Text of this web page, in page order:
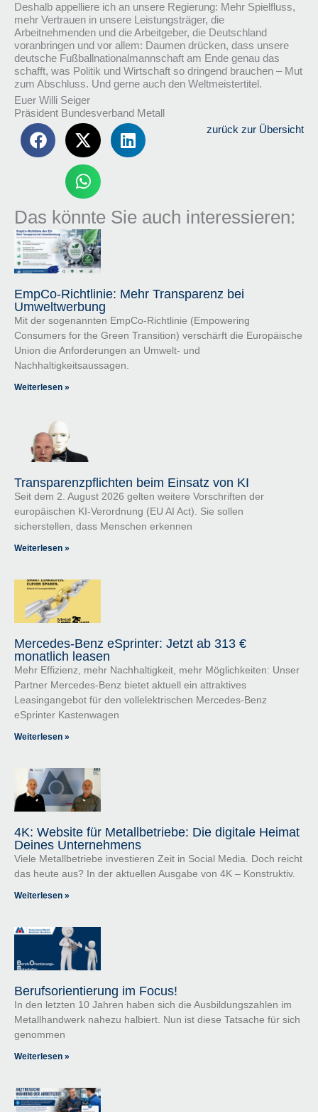
Deshalb appelliere ich an unsere Regierung: Mehr Spielfluss,
mehr Vertrauen in unsere Leistungsträger, die
Arbeitnehmenden und die Arbeitgeber, die Deutschland
voranbringen und vor allem: Daumen drücken, dass unsere
deutsche Fußballnationalmannschaft am Ende genau das
schafft, was Politik und Wirtschaft so dringend brauchen – Mut
zum Abschluss. Und gerne auch den Weltmeistertitel.
Euer Willi Seiger
Präsident Bundesverband Metall
zurück zur Übersicht
Das könnte Sie auch interessieren:
EmpCo-Richtlinie: Mehr Transparenz bei
Umweltwerbung
Mit der sogenannten EmpCo-Richtlinie (Empowering
Consumers for the Green Transition) verschärft die Europäische
Union die Anforderungen an Umwelt- und
Nachhaltigkeitsaussagen.
Weiterlesen »
Transparenzpflichten beim Einsatz von KI
Seit dem 2. August 2026 gelten weitere Vorschriften der
europäischen KI-Verordnung (EU AI Act). Sie sollen
sicherstellen, dass Menschen erkennen
Weiterlesen »
Mercedes-Benz eSprinter: Jetzt ab 313 €
monatlich leasen
Mehr Effizienz, mehr Nachhaltigkeit, mehr Möglichkeiten: Unser
Partner Mercedes-Benz bietet aktuell ein attraktives
Leasingangebot für den vollelektrischen Mercedes-Benz
eSprinter Kastenwagen
Weiterlesen »
4K: Website für Metallbetriebe: Die digitale Heimat
Deines Unternehmens
Viele Metallbetriebe investieren Zeit in Social Media. Doch reicht
das heute aus? In der aktuellen Ausgabe von 4K – Konstruktiv.
Weiterlesen »
Berufsorientierung im Focus!
In den letzten 10 Jahren haben sich die Ausbildungszahlen im
Metallhandwerk nahezu halbiert. Nun ist diese Tatsache für sich
genommen
Weiterlesen »